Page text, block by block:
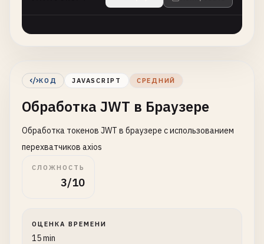
КОД JAVASCRIPT СРЕДНИЙ
Обработка JWT в Браузере
Обработка токенов JWT в браузере с использованием
перехватчиков axios
СЛОЖНОСТЬ
3/10
ОЦЕНКА ВРЕМЕНИ
15 min